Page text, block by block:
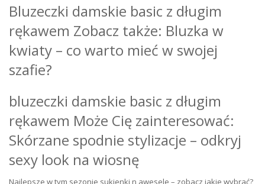
Bluzeczki damskie basic z długim
rękawem Zobacz także: Bluzka w
kwiaty – co warto mieć w swojej
szafie?
bluzeczki damskie basic z długim
rękawem Może Cię zainteresować:
Skórzane spodnie stylizacje – odkryj
sexy look na wiosnę
Najlepsze w tym sezonie sukienki n awesele – zobacz jakie wybrać?